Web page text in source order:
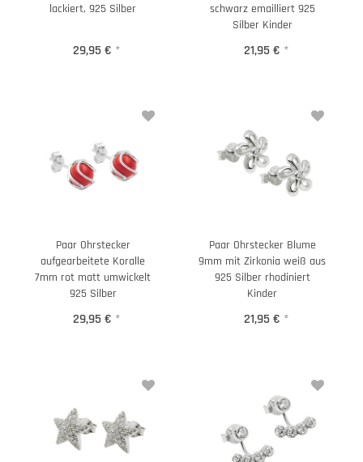
lackiert, 925 Silber
29,95 € *
schwarz emailliert 925
Silber Kinder
21,95 € *
Paar Ohrstecker
aufgearbeitete Koralle
7mm rot matt umwickelt
925 Silber
29,95 € *
Paar Ohrstecker Blume
9mm mit Zirkonia weiß aus
925 Silber rhodiniert
Kinder
21,95 € *